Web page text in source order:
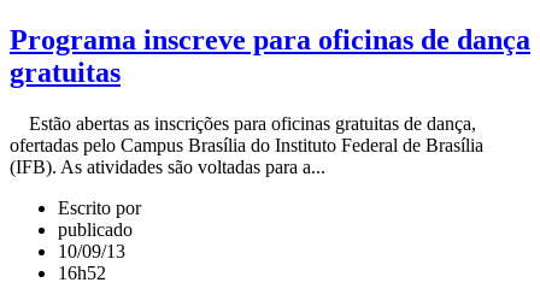
Programa inscreve para oficinas de dança
gratuitas
Estão abertas as inscrições para oficinas gratuitas de dança,
ofertadas pelo Campus Brasília do Instituto Federal de Brasília
(IFB). As atividades são voltadas para a...
Escrito por
publicado
10/09/13
16h52